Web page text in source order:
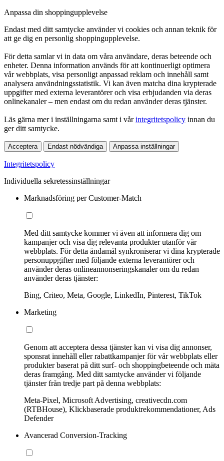
Anpassa din shoppingupplevelse
Endast med ditt samtycke använder vi cookies och annan teknik för
att ge dig en personlig shoppingupplevelse.
För detta samlar vi in data om våra användare, deras beteende och
enheter. Denna information används för att kontinuerligt optimera
vår webbplats, visa personligt anpassad reklam och innehåll samt
analysera användningsstatistik. Vi kan även matcha dina krypterade
uppgifter med externa leverantörer och visa erbjudanden via deras
onlinekanaler – men endast om du redan använder deras tjänster.
Läs gärna mer i inställningarna samt i vårintegritetspolicy innan du
ger ditt samtycke.
Acceptera Endast nödvändiga Anpassa inställningar
Integritetspolicy
Individuella sekretessinställningar
Marknadsföring per Customer-Match
Med ditt samtycke kommer vi även att informera dig om
kampanjer och visa dig relevanta produkter utanför vår
webbplats. För detta ändamål synkroniserar vi dina krypterade
personuppgifter med följande externa leverantörer och
använder deras onlineannonseringskanaler om du redan
använder deras tjänster:
Bing, Criteo, Meta, Google, LinkedIn, Pinterest, TikTok
Marketing
Genom att acceptera dessa tjänster kan vi visa dig annonser,
sponsrat innehåll eller rabattkampanjer för vår webbplats eller
produkter baserat på ditt surf- och shoppingbeteende och mäta
deras framgång. Med ditt samtycke använder vi följande
tjänster från tredje part på denna webbplats:
Meta-Pixel, Microsoft Advertising, creativecdn.com
(RTBHouse), Klickbaserade produktrekommendationer, Ads
Defender
Avancerad Conversion-Tracking